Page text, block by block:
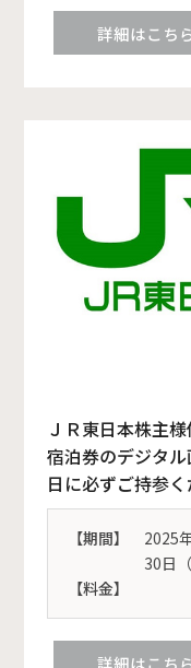
詳細はこち
ＪＲ東日本株主
宿泊券のデジタ
日に必ずご持参
【期間】
2025
30日（
【料金】
詳細はこち